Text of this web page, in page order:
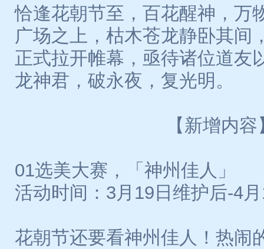
恰逢花朝节至，百花醒神，万
广场之上，枯木苍龙静卧其间
正式拉开帷幕，亟待诸位道友
龙神君，破永夜，复光明。
【新增内容
01选美大赛，「神州佳人」
活动时间：3月19日维护后-4
花朝节还要看神州佳人！热闹